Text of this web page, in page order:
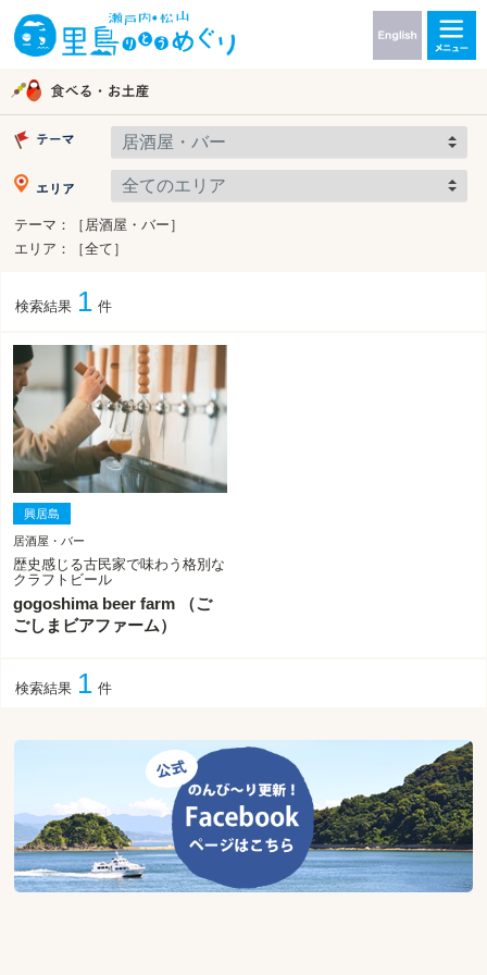
テーマ：［居酒屋・バー］
エリア：［全て］
検索結果 1 件
興居島
居酒屋・バー
歴史感じる古民家で味わう格別な
クラフトビール
gogoshima beer farm （ご
ごしまビアファーム）
検索結果 1 件